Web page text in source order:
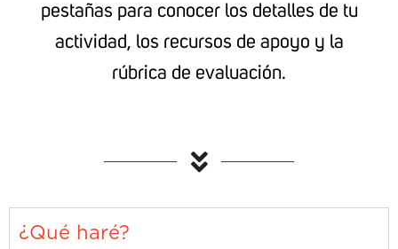
pestañas para conocer los detalles de tu
actividad, los recursos de apoyo y la
rúbrica de evaluación.
¿Qué haré?